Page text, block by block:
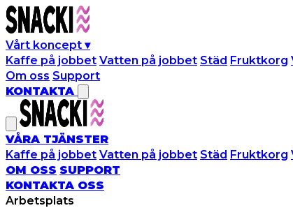
Vårt koncept ▾
Kaffe på jobbet Vatten på jobbet Städ Fruktkorg
Om oss Support
KONTAKTA
VÅRA TJÄNSTER
Kaffe på jobbet Vatten på jobbet Städ Fruktkorg
OM OSS SUPPORT
KONTAKTA OSS
Arbetsplats